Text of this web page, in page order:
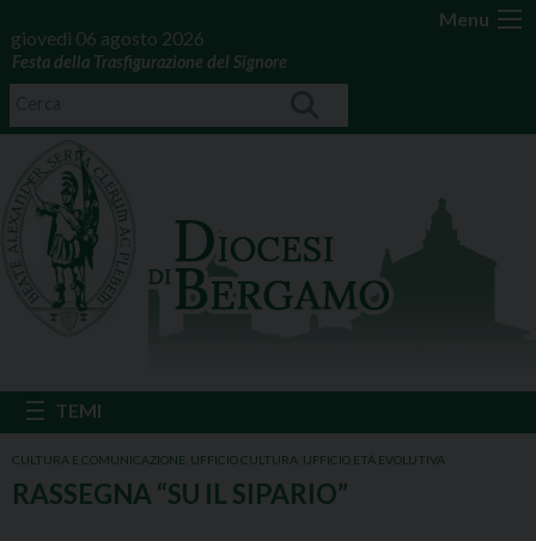
Menu
giovedì 06 agosto 2026
Festa della Trasfigurazione del Signore
CULTURA E COMUNICAZIONE UFFICIO CULTURA UFFICIO ETÀ EVOLUTIVA
RASSEGNA “SU IL SIPARIO”